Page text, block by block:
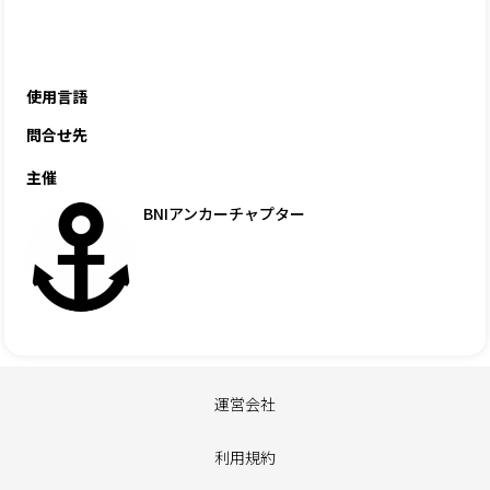
使用言語
問合せ先
主催
BNIアンカーチャプター
運営会社
利用規約